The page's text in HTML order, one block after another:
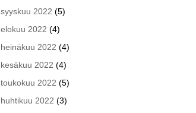
syyskuu 2022 (5)
elokuu 2022 (4)
heinäkuu 2022 (4)
kesäkuu 2022 (4)
toukokuu 2022 (5)
huhtikuu 2022 (3)